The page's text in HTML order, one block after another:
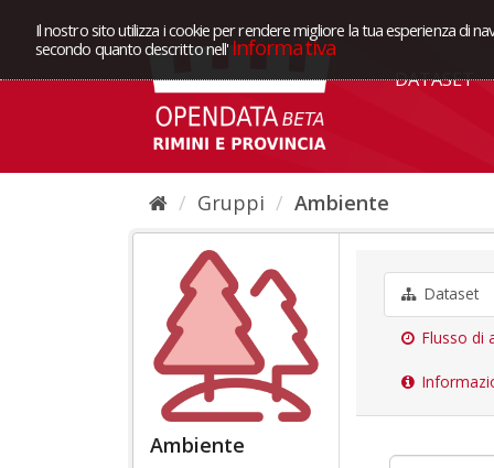
Il nostro sito utilizza i cookie per rendere migliore la tua esperienza di
secondo quanto descritto nell' Informativa
DATASET
Gruppi Ambiente
Ambiente
Dataset
Flusso di